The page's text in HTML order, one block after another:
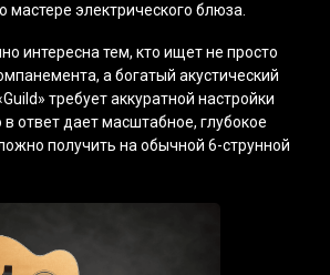
мастере электрического блюза.
интересна тем, кто ищет не просто
а богатый акустический
» требует аккуратной настройки
в ответ дает масштабное, глубокое
получить на обычной 6-струнной